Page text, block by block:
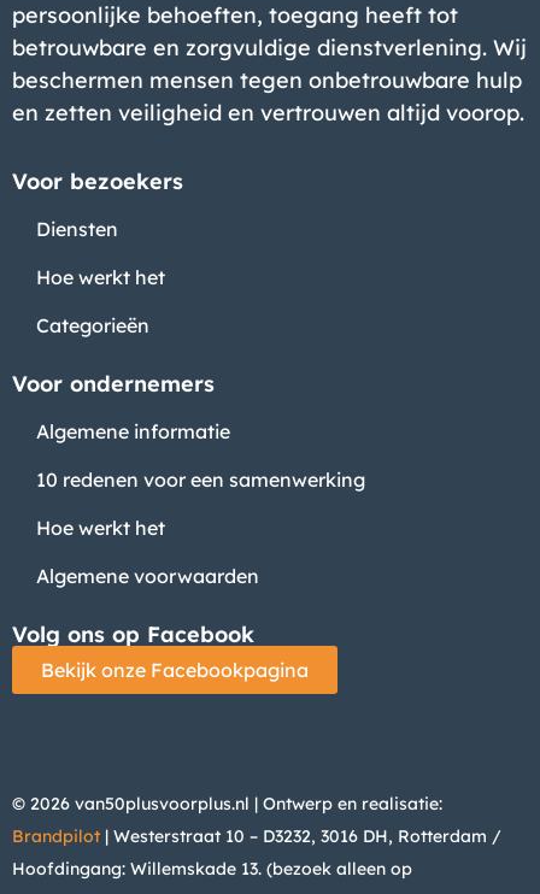
persoonlijke behoeften, toegang heeft tot
betrouwbare en zorgvuldige dienstverlening. Wij
beschermen mensen tegen onbetrouwbare hulp
en zetten veiligheid en vertrouwen altijd voorop.
Voor bezoekers
Diensten
Hoe werkt het
Categorieën
Voor ondernemers
Algemene informatie
10 redenen voor een samenwerking
Hoe werkt het
Algemene voorwaarden
Volg ons op Facebook
Bekijk onze Facebookpagina
© 2026 van50plusvoorplus.nl | Ontwerp en realisatie:
Brandpilot | Westerstraat 10 – D3232, 3016 DH, Rotterdam /
Hoofdingang: Willemskade 13. (bezoek alleen op